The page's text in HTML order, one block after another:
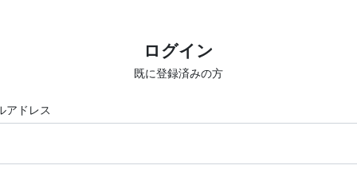
ログイン
既に登録済みの方
アドレス